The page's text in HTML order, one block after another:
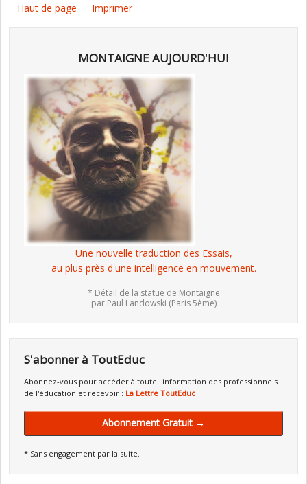
Haut de page Imprimer
MONTAIGNE AUJOURD'HUI
Une nouvelle traduction des Essais,
au plus près d'une intelligence en mouvement.
* Détail de la statue de Montaigne
par Paul Landowski (Paris 5ème)
S'abonner à ToutEduc
Abonnez-vous pour accéder à toute l'information des professionnels
de l'éducation et recevoir : La Lettre ToutEduc
Abonnement Gratuit →
* Sans engagement par la suite.